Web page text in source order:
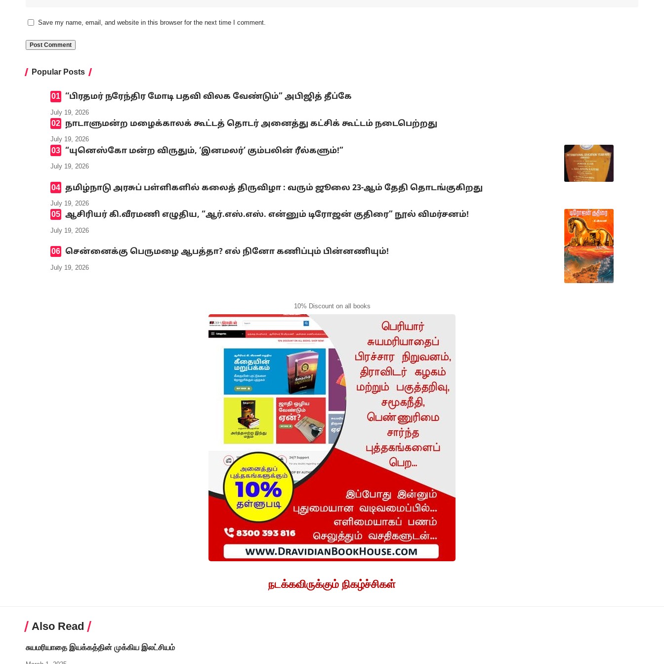
Save my name, email, and website in this browser for the next time I comment.
Popular Posts
‘‘பிரதமர் நரேந்திர மோடி பதவி விலக வேண்டும்” அபிஜித் தீப்கே
July 19, 2026
நாடாளுமன்ற மழைக்காலக் கூட்டத் தொடர் அனைத்து கட்சிக் கூட்டம் நடைபெற்றது
July 19, 2026
“யுனெஸ்கோ மன்ற விருதும், ‘இனமலர்’ கும்பலின் ரீல்களும்!”
July 19, 2026
தமிழ்நாடு அரசுப் பள்ளிகளில் கலைத் திருவிழா : வரும் ஜூலை 23-ஆம் தேதி தொடங்குகிறது
July 19, 2026
ஆசிரியர் கி.வீரமணி எழுதிய, “ஆர்.எஸ்.எஸ். என்னும் டிரோஜன் குதிரை” நூல் விமர்சனம்!
July 19, 2026
சென்னைக்கு பெருமழை ஆபத்தா? எல் நினோ கணிப்பும் பின்னணியும்!
July 19, 2026
10% Discount on all books
நடக்கவிருக்கும் நிகழ்ச்சிகள்
Also Read
சுயமரியாதை இயக்கத்தின் முக்கிய இலட்சியம்